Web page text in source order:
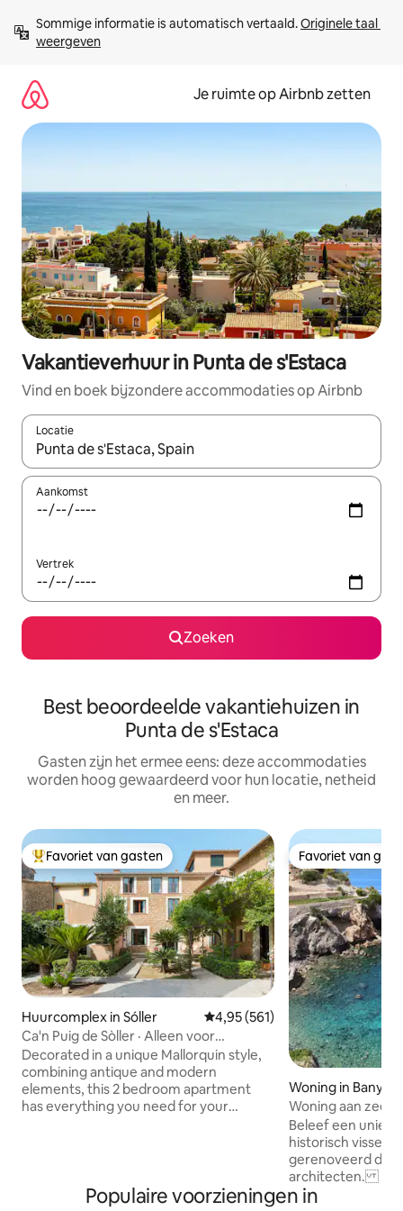
direct
naar
Sommige informatie is automatisch vertaald. Originele taal
weergeven
Je ruimte op Airbnb zetten
Vakantieverhuur in Punta de s'Estaca
Vind en boek bijzondere accommodaties op Airbnb
Locatie
Wanneer er suggesties beschikbaar zijn, maak je een keuze
Aankomst
Vertrek
Zoeken
Best beoordeelde vakantiehuizen in
Punta de s'Estaca
Gasten zijn het ermee eens: deze accommodaties
worden hoog gewaardeerd voor hun locatie, netheid
en meer.
Topfavoriet van gasten
Favoriet van gasten
Huurcomplex in Sóller Gemiddelde beoordeling van
4,95 (561)
Ca'n Puig de Sòller · Alleen voor
volwassenen (+12), Appart...
Decorated in a unique Mallorquin style,
combining antique and modern
elements, this 2 bedroom apartment
has everything you need for your
with friends or Family. We are available
Favoriet van
Favoriet van
Woning in
Woning aan zee
directe toegang
Beleef een
historisch
gerenoveerd
architecten.
exclusieve
Populaire voorzieningen in